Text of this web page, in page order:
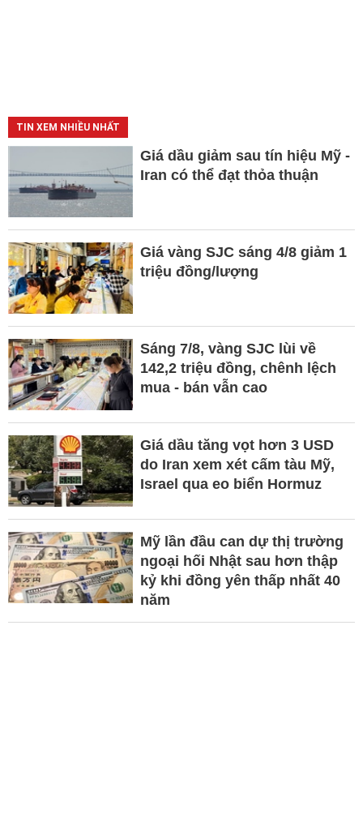
TIN XEM NHIỀU NHẤT
Giá dầu giảm sau tín hiệu Mỹ -
Iran có thể đạt thỏa thuận
Giá vàng SJC sáng 4/8 giảm 1
triệu đồng/lượng
Sáng 7/8, vàng SJC lùi về
142,2 triệu đồng, chênh lệch
mua - bán vẫn cao
Giá dầu tăng vọt hơn 3 USD
do Iran xem xét cấm tàu Mỹ,
Israel qua eo biển Hormuz
Mỹ lần đầu can dự thị trường
ngoại hối Nhật sau hơn thập
kỷ khi đồng yên thấp nhất 40
năm